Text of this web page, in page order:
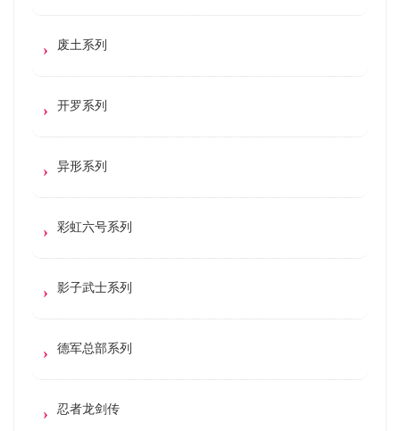
废土系列
开罗系列
异形系列
彩虹六号系列
影子武士系列
德军总部系列
忍者龙剑传